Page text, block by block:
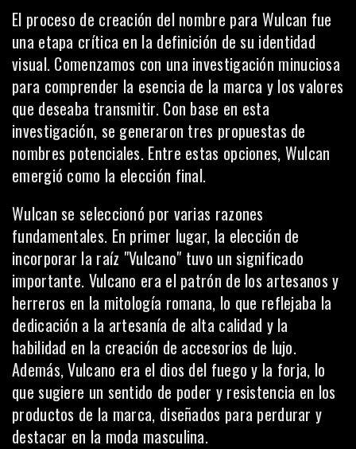
El proceso de creación del nombre para Wulcan fue
una etapa crítica en la definición de su identidad
visual. Comenzamos con una investigación minuciosa
para comprender la esencia de la marca y los valores
que deseaba transmitir. Con base en esta
investigación, se generaron tres propuestas de
nombres potenciales. Entre estas opciones, Wulcan
emergió como la elección final.
Wulcan se seleccionó por varias razones
fundamentales. En primer lugar, la elección de
incorporar la raíz "Vulcano" tuvo un significado
importante. Vulcano era el patrón de los artesanos y
herreros en la mitología romana, lo que reflejaba la
dedicación a la artesanía de alta calidad y la
habilidad en la creación de accesorios de lujo.
Además, Vulcano era el dios del fuego y la forja, lo
que sugiere un sentido de poder y resistencia en los
productos de la marca, diseñados para perdurar y
destacar en la moda masculina.